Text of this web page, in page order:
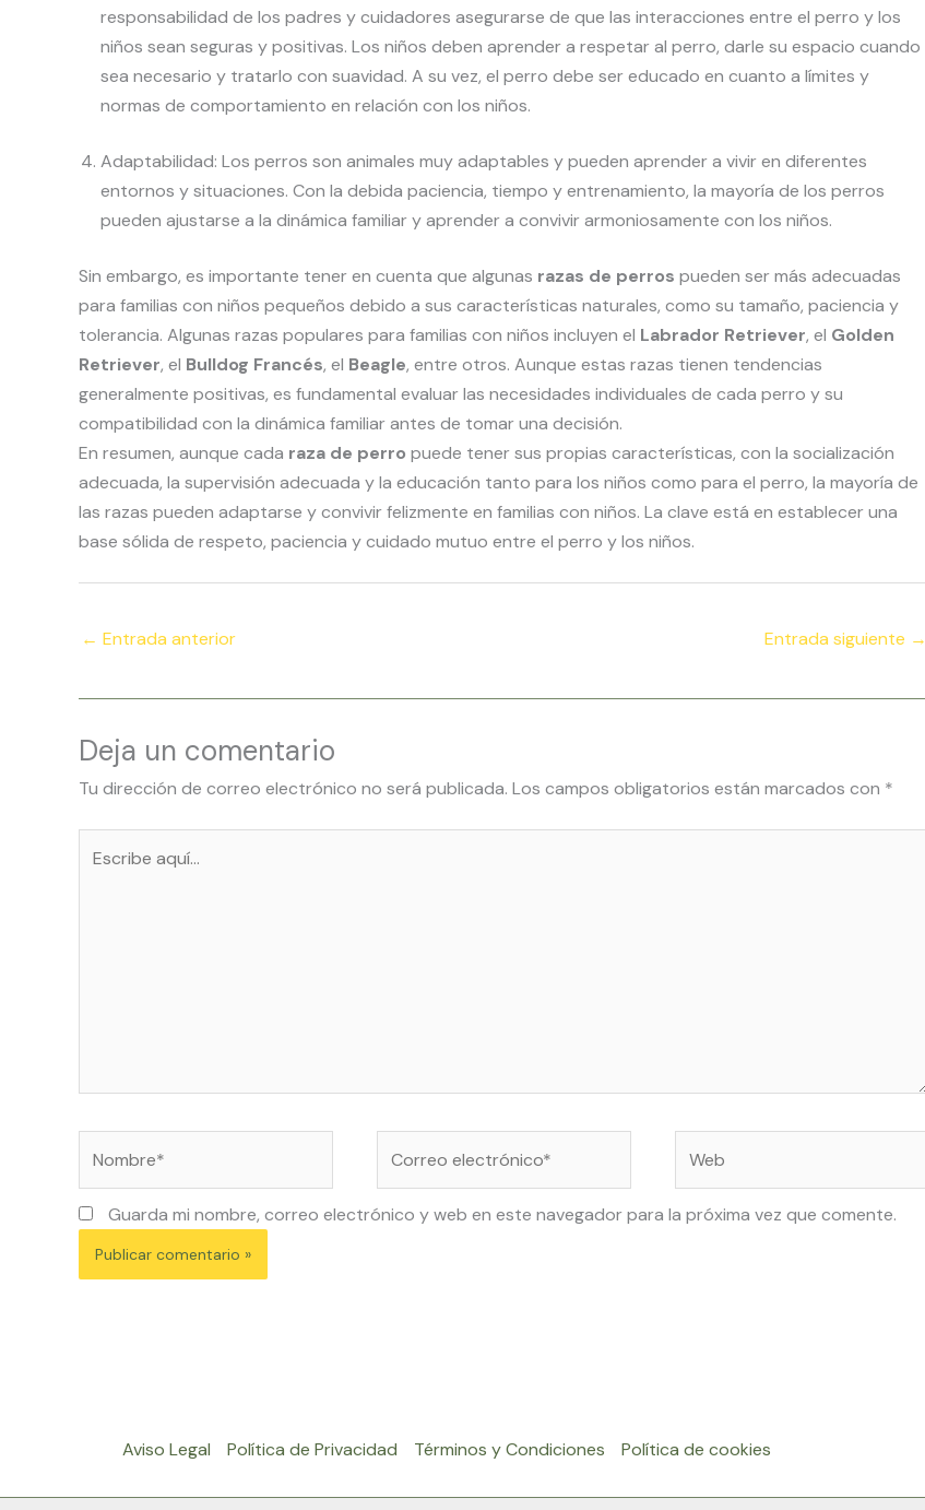
responsabilidad de los padres y cuidadores asegurarse de que las interacciones entre el perro y los
niños sean seguras y positivas. Los niños deben aprender a respetar al perro, darle su espacio cuando
sea necesario y tratarlo con suavidad. A su vez, el perro debe ser educado en cuanto a límites y
normas de comportamiento en relación con los niños.
Adaptabilidad: Los perros son animales muy adaptables y pueden aprender a vivir en diferentes
entornos y situaciones. Con la debida paciencia, tiempo y entrenamiento, la mayoría de los perros
pueden ajustarse a la dinámica familiar y aprender a convivir armoniosamente con los niños.
Sin embargo, es importante tener en cuenta que algunas razas de perros pueden ser más adecuadas
para familias con niños pequeños debido a sus características naturales, como su tamaño, paciencia y
tolerancia. Algunas razas populares para familias con niños incluyen el Labrador Retriever, el Golden
Retriever, el Bulldog Francés, el Beagle, entre otros. Aunque estas razas tienen tendencias
generalmente positivas, es fundamental evaluar las necesidades individuales de cada perro y su
compatibilidad con la dinámica familiar antes de tomar una decisión.
En resumen, aunque cada raza de perro puede tener sus propias características, con la socialización
adecuada, la supervisión adecuada y la educación tanto para los niños como para el perro, la mayoría de
las razas pueden adaptarse y convivir felizmente en familias con niños. La clave está en establecer una
base sólida de respeto, paciencia y cuidado mutuo entre el perro y los niños.
← Entrada anterior Entrada siguiente →
Deja un comentario
Tu dirección de correo electrónico no será publicada. Los campos obligatorios están marcados con *
Guarda mi nombre, correo electrónico y web en este navegador para la próxima vez que comente.
Aviso Legal Política de Privacidad Términos y Condiciones Política de cookies